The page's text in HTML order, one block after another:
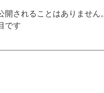
開されることはありません。
です